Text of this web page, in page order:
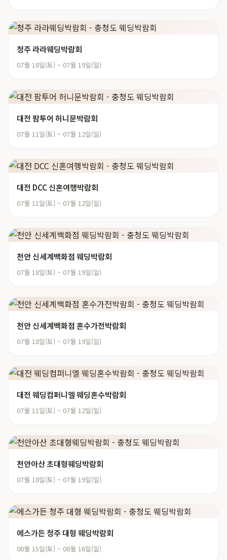
청주 라라웨딩박람회
07월 18일(토) ~ 07월 19일(일)
대전 팜투어 허니문박람회
07월 11일(토) ~ 07월 12일(일)
대전 DCC 신혼여행박람회
07월 11일(토) ~ 07월 12일(일)
천안 신세계백화점 웨딩박람회
07월 18일(토) ~ 07월 19일(일)
천안 신세계백화점 혼수가전박람회
07월 18일(토) ~ 07월 19일(일)
대전 웨딩컴퍼니엘 웨딩혼수박람회
07월 11일(토) ~ 07월 12일(일)
천안아산 초대형웨딩박람회
07월 18일(토) ~ 07월 19일(일)
에스가든 청주 대형 웨딩박람회
08월 15일(토) ~ 08월 16일(일)